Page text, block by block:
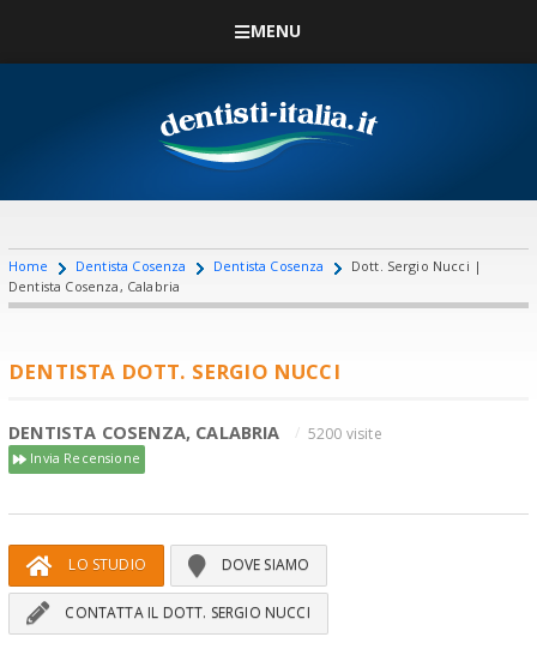
MENU
Home Dentista Cosenza Dentista Cosenza
Dott. Sergio Nucci |
Dentista Cosenza, Calabria
DENTISTA DOTT. SERGIO NUCCI
DENTISTA COSENZA, CALABRIA 5200 visite
Invia Recensione
LO STUDIO DOVE SIAMO
CONTATTA IL DOTT. SERGIO NUCCI